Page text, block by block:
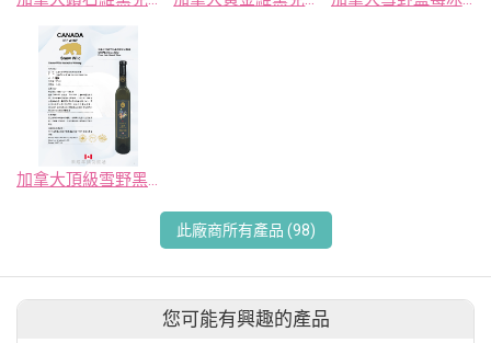
加拿大頂級雪野黑皮諾紅冰釀酒
此廠商所有產品 (98)
您可能有興趣的產品